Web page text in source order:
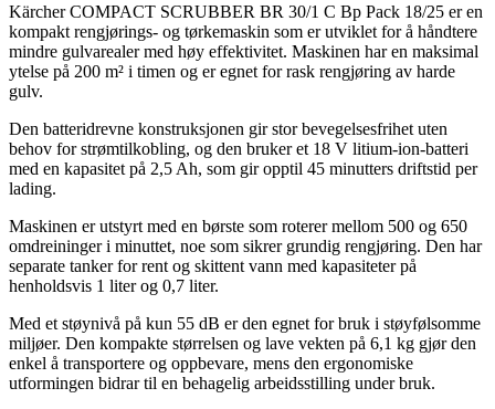
Kärcher COMPACT SCRUBBER BR 30/1 C Bp Pack 18/25 er en
kompakt rengjørings- og tørkemaskin som er utviklet for å håndtere
mindre gulvarealer med høy effektivitet. Maskinen har en maksimal
ytelse på 200 m² i timen og er egnet for rask rengjøring av harde
gulv.
Den batteridrevne konstruksjonen gir stor bevegelsesfrihet uten
behov for strømtilkobling, og den bruker et 18 V litium-ion-batteri
med en kapasitet på 2,5 Ah, som gir opptil 45 minutters driftstid per
lading.
Maskinen er utstyrt med en børste som roterer mellom 500 og 650
omdreininger i minuttet, noe som sikrer grundig rengjøring. Den har
separate tanker for rent og skittent vann med kapasiteter på
henholdsvis 1 liter og 0,7 liter.
Med et støynivå på kun 55 dB er den egnet for bruk i støyfølsomme
miljøer. Den kompakte størrelsen og lave vekten på 6,1 kg gjør den
enkel å transportere og oppbevare, mens den ergonomiske
utformingen bidrar til en behagelig arbeidsstilling under bruk.